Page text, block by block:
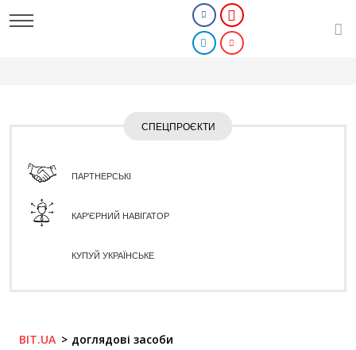
СПЕЦПРОЄКТИ
ПАРТНЕРСЬКІ
КАР'ЄРНИЙ НАВІГАТОР
КУПУЙ УКРАЇНСЬКЕ
BIT.UA доглядові засоби